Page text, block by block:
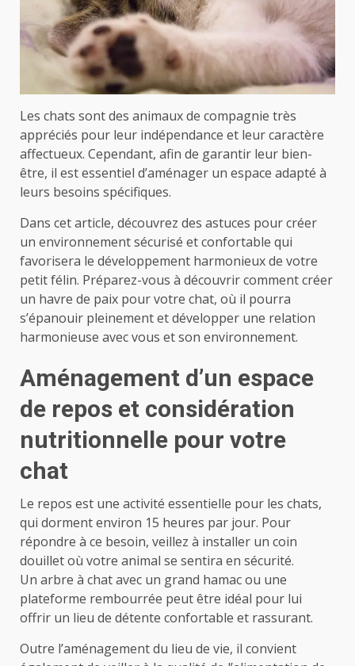
Les chats sont des animaux de compagnie très
appréciés pour leur indépendance et leur caractère
affectueux. Cependant, afin de garantir leur bien-
être, il est essentiel d’aménager un espace adapté à
leurs besoins spécifiques.
Dans cet article, découvrez des astuces pour créer
un environnement sécurisé et confortable qui
favorisera le développement harmonieux de votre
petit félin. Préparez-vous à découvrir comment créer
un havre de paix pour votre chat, où il pourra
s’épanouir pleinement et développer une relation
harmonieuse avec vous et son environnement.
Aménagement d’un espace
de repos et considération
nutritionnelle pour votre
chat
Le repos est une activité essentielle pour les chats,
qui dorment environ 15 heures par jour. Pour
répondre à ce besoin, veillez à installer un coin
douillet où votre animal se sentira en sécurité.
Un arbre à chat avec un grand hamac ou une
plateforme rembourrée peut être idéal pour lui
offrir un lieu de détente confortable et rassurant.
Outre l’aménagement du lieu de vie, il convient